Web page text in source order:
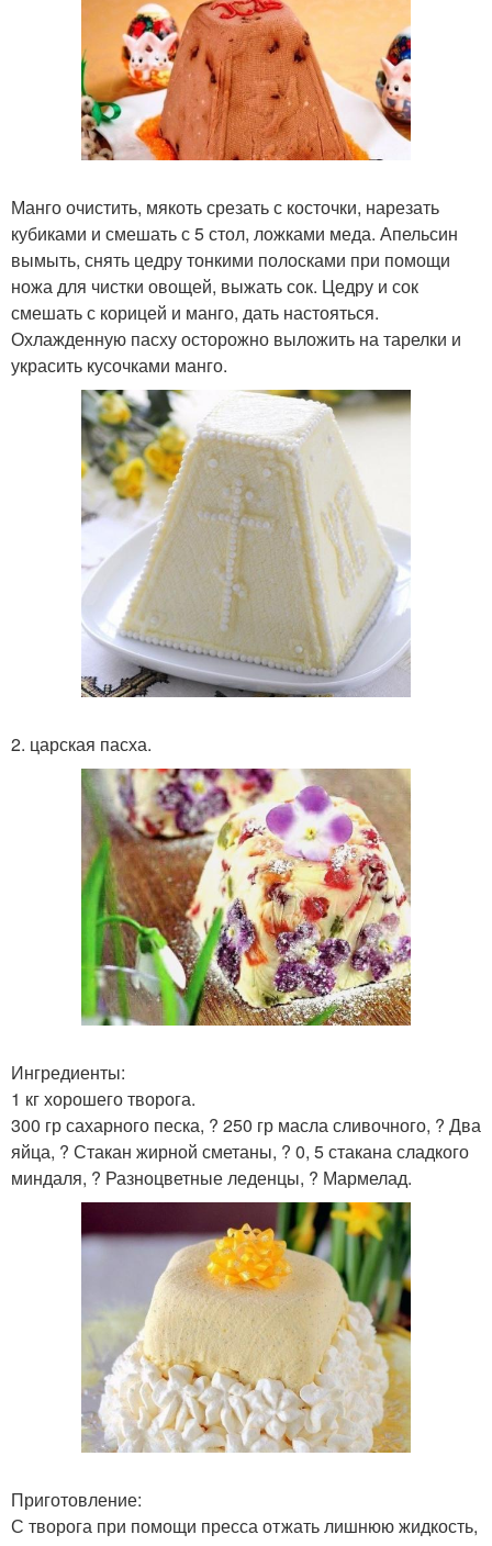
Манго очистить, мякоть срезать с косточки, нарезать
кубиками и смешать с 5 стол, ложками меда. Апельсин
вымыть, снять цедру тонкими полосками при помощи
ножа для чистки овощей, выжать сок. Цедру и сок
смешать с корицей и манго, дать настояться.
Охлажденную пасху осторожно выложить на тарелки и
украсить кусочками манго.
2. царская пасха.
Ингредиенты:
1 кг хорошего творога.
300 гр сахарного песка, ? 250 гр масла сливочного, ? Два
яйца, ? Стакан жирной сметаны, ? 0, 5 стакана сладкого
миндаля, ? Разноцветные леденцы, ? Мармелад.
Приготовление:
С творога при помощи пресса отжать лишнюю жидкость,